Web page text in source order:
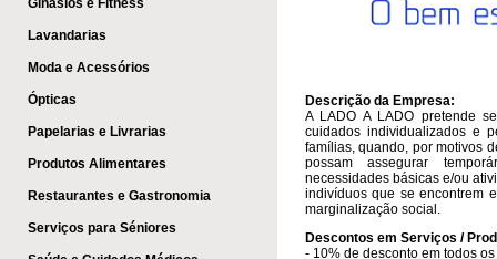
Ginásios e Fitness
Lavandarias
Moda e Acessórios
Ópticas
Papelarias e Livrarias
Produtos Alimentares
Restaurantes e Gastronomia
Serviços para Séniores
Descrição da Empresa:
A LADO A LADO pretende
cuidados individualizados e
famílias, quando, por motivos
possam assegurar
necessidades básicas e/ou
indivíduos que se encontrem
marginalização social.
Descontos em Serviços /
- 10% de desconto em todos